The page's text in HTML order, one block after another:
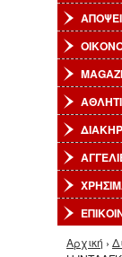
Αρχική ›